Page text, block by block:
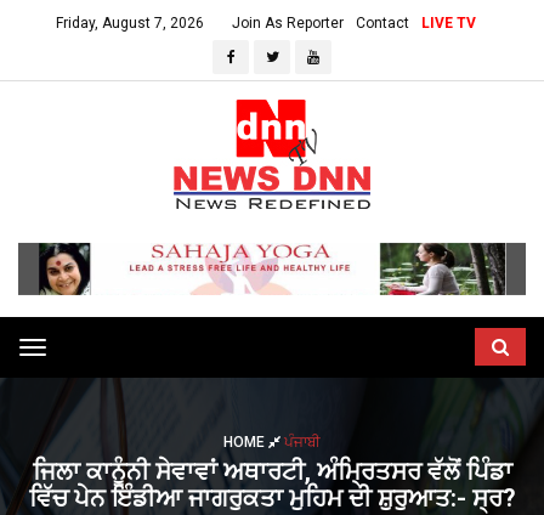
Friday, August 7, 2026 Join As Reporter Contact LIVE TV
Toggle
navigation
HOME ਪੰਜਾਬੀ
ਜਿਲਾ ਕਾਨੂੰਨੀ ਸੇਵਾਵਾਂ ਅਥਾਰਟੀ, ਅੰਮ੍ਰਿਤਸਰ ਵੱਲੋਂ ਪਿੰਡਾ
ਵਿੱਚ ਪੇਨ ਇੰਡੀਆ ਜਾਗਰੁਕਤਾ ਮੁਹਿਮ ਦੀ ਸ਼ੁਰੁਆਤ:- ਸ੍ਰ?